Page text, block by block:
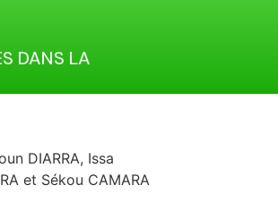
DANS LA
DIARRA, Issa
et Sékou CAMARA